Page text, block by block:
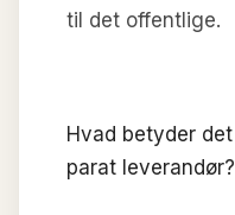
til det offentlige.
Hvad betyder
parat leverandør?